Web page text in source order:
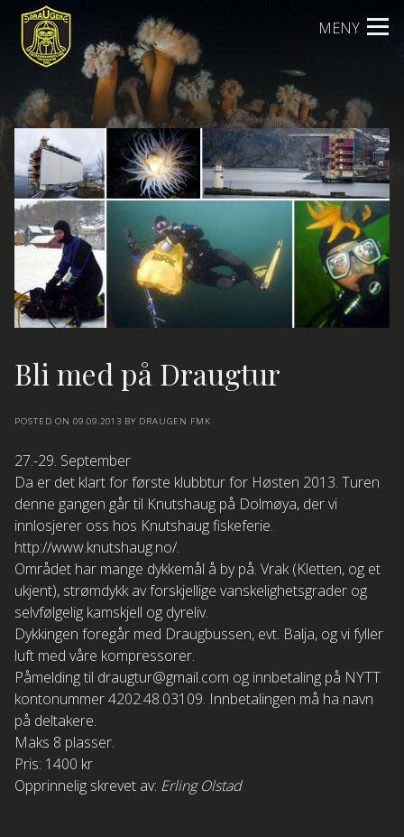
Skip
content
MENY
Bli med på Draugtur
POSTED ON 09.09.2013 BY DRAUGEN FMK
27.-29. September
Da er det klart for første klubbtur for Høsten 2013. Turen
denne gangen går til Knutshaug på Dolmøya, der vi
innlosjerer oss hos Knutshaug fiskeferie.
http://www.knutshaug.no/.
Området har mange dykkemål å by på. Vrak (Kletten, og et
ukjent), strømdykk av forskjellige vanskelighetsgrader og
selvfølgelig kamskjell og dyreliv.
Dykkingen foregår med Draugbussen, evt. Balja, og vi fyller
luft med våre kompressorer.
Påmelding til draugtur@gmail.com og innbetaling på NYTT
kontonummer 4202.48.03109. Innbetalingen må ha navn
på deltakere.
Maks 8 plasser.
Pris: 1400 kr
Opprinnelig skrevet av: Erling Olstad